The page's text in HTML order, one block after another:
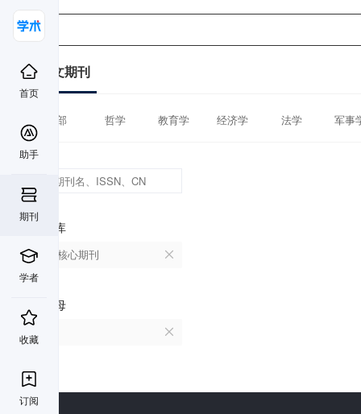
首页
助手
期刊
学者
收藏
订阅
中文期刊
全部 哲学 教育学 经济学 法学 军事
数据库
北大核心期刊
首字母